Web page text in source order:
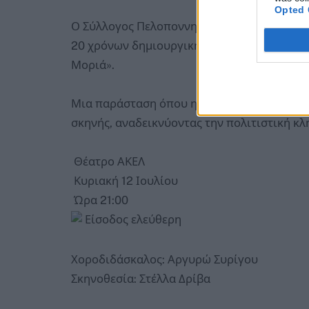
Opted
Ο Σύλλογος Πελοποννησίων Λαυρεωτικής
20 χρόνων δημιουργικής πορείας,
Μοριά».
Μια παράσταση όπου η παράδοση, ο λόγος,
σκηνής, αναδεικνύοντας την πολιτιστική
Θέατρο ΑΚΕΛ
Κυριακή 12 Ιουλίου
Ώρα 21:00
Είσοδος ελεύθερη
Χοροδιδάσκαλος: Αργυρώ Συρίγου
Σκηνοθεσία: Στέλλα Δρίβα